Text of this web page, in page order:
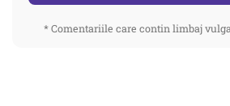
* Comentariile care contin limbaj